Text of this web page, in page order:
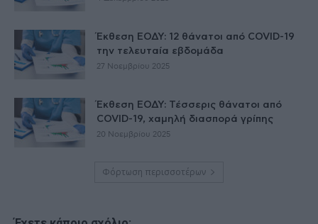
Έκθεση ΕΟΔΥ: 12 θάνατοι από COVID-19
την τελευταία εβδομάδα
27 Νοεμβρίου 2025
Έκθεση ΕΟΔΥ: Τέσσερις θάνατοι από
COVID-19, χαμηλή διασπορά γρίπης
20 Νοεμβρίου 2025
Φόρτωση περισσοτέρων